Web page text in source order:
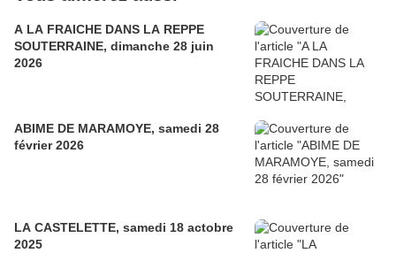
A LA FRAICHE DANS LA REPPE
SOUTERRAINE, dimanche 28 juin
2026
ABIME DE MARAMOYE, samedi 28
février 2026
LA CASTELETTE, samedi 18 actobre
2025